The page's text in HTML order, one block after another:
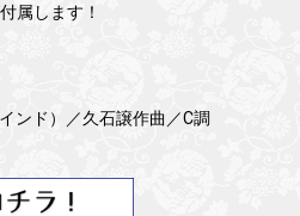
属します！
ンド）／久石譲作曲／C調